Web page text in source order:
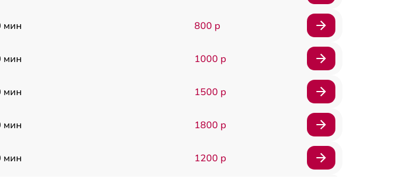
мин 800 р
мин 1000 р
мин 1500 р
мин 1800 р
мин 1200 р